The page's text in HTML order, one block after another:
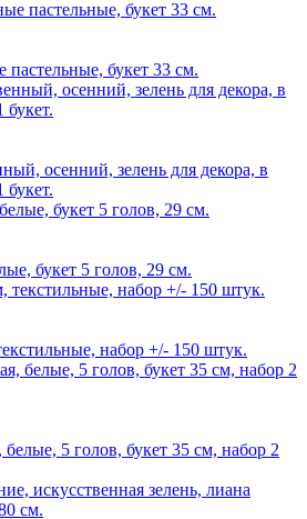
букет 33 см.
осенний, зелень для декора, в
букет.
букет 5 голов, 29 см.
набор +/- 150 штук.
5 голов, букет 35 см, набор 2